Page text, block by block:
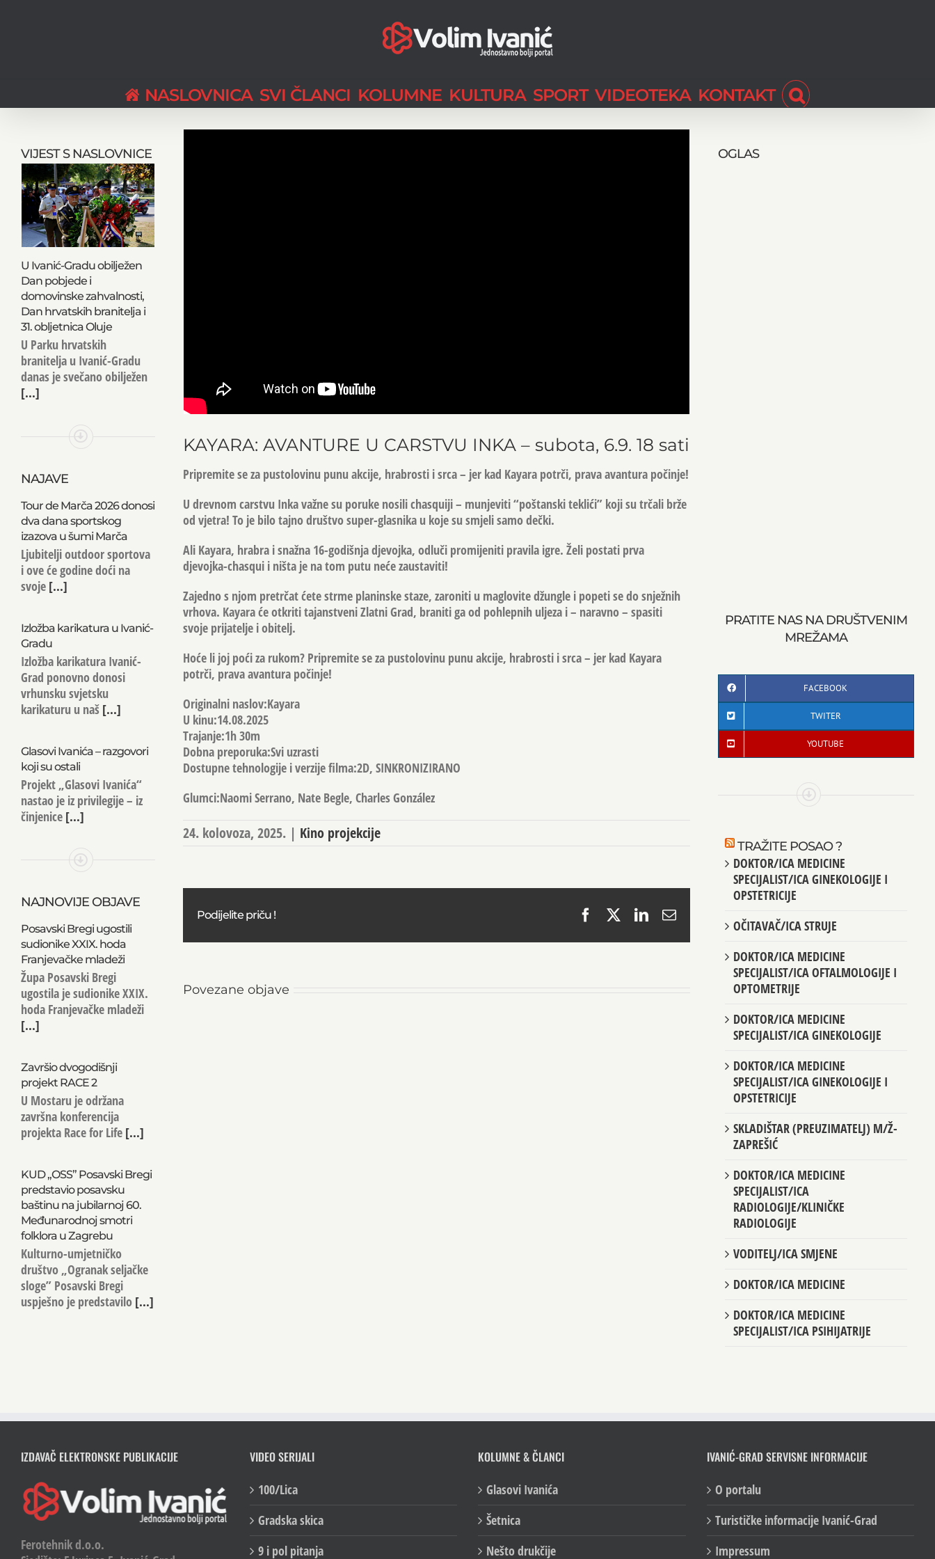
NASLOVNICA SVI ČLANCI KOLUMNE KULTURA SPORT VIDEOTEKA KONTAKT
KAYARA: AVANTURE U CARSTVU INKA – subota, 6.9. 18 sati
Pripremite se za pustolovinu punu akcije, hrabrosti i srca – jer kad Kayara potrči, prava avantura počinje!
U drevnom carstvu Inka važne su poruke nosili chasquiji – munjeviti “poštanski teklići” koji su trčali brže
od vjetra! To je bilo tajno društvo super-glasnika u koje su smjeli samo dečki.
Ali Kayara, hrabra i snažna 16-godišnja djevojka, odluči promijeniti pravila igre. Želi postati prva
djevojka-chasqui i ništa je na tom putu neće zaustaviti!
Zajedno s njom pretrčat ćete strme planinske staze, zaroniti u maglovite džungle i popeti se do snježnih
vrhova. Kayara će otkriti tajanstveni Zlatni Grad, braniti ga od pohlepnih uljeza i – naravno – spasiti
svoje prijatelje i obitelj.
Hoće li joj poći za rukom? Pripremite se za pustolovinu punu akcije, hrabrosti i srca – jer kad Kayara
potrči, prava avantura počinje!
Originalni naslov:Kayara
U kinu:14.08.2025
Trajanje:1h 30m
Dobna preporuka:Svi uzrasti
Dostupne tehnologije i verzije filma:2D, SINKRONIZIRANO
Glumci:Naomi Serrano, Nate Begle, Charles González
24. kolovoza, 2025. | Kino projekcije
Podijelite priču ! Facebook
X LinkedIn
Email
Povezane objave
VIJEST S NASLOVNICE
U Ivanić-Gradu obilježen
Dan pobjede i
domovinske zahvalnosti,
Dan hrvatskih branitelja i
31. obljetnica Oluje
U Parku hrvatskih
branitelja u Ivanić-Gradu
danas je svečano obilježen
[...]
NAJAVE
Tour de Marča 2026 donosi
dva dana sportskog
izazova u šumi Marča
Ljubitelji outdoor sportova
i ove će godine doći na
svoje[...]
Izložba karikatura u Ivanić-
Gradu
Izložba karikatura Ivanić-
Grad ponovno donosi
vrhunsku svjetsku
karikaturu u naš[...]
Glasovi Ivanića – razgovori
koji su ostali
Projekt „Glasovi Ivanića“
nastao je iz privilegije – iz
činjenice[...]
NAJNOVIJE OBJAVE
Posavski Bregi ugostili
sudionike XXIX. hoda
Franjevačke mladeži
Župa Posavski Bregi
ugostila je sudionike XXIX.
hoda Franjevačke mladeži
[...]
Završio dvogodišnji
projekt RACE 2
U Mostaru je održana
završna konferencija
projekta Race for Life[...]
KUD „OSS” Posavski Bregi
predstavio posavsku
baštinu na jubilarnoj 60.
Međunarodnoj smotri
folklora u Zagrebu
Kulturno-umjetničko
društvo „Ogranak seljačke
sloge” Posavski Bregi
uspješno je predstavilo[...]
OGLAS
PRATITE NAS NA DRUŠTVENIM
MREŽAMA
FACEBOOK
TWITER
YOUTUBE
TRAŽITE POSAO ?
DOKTOR/ICA MEDICINE
SPECIJALIST/ICA GINEKOLOGIJE I
OPSTETRICIJE
OČITAVAČ/ICA STRUJE
DOKTOR/ICA MEDICINE
SPECIJALIST/ICA OFTALMOLOGIJE I
OPTOMETRIJE
DOKTOR/ICA MEDICINE
SPECIJALIST/ICA GINEKOLOGIJE
DOKTOR/ICA MEDICINE
SPECIJALIST/ICA GINEKOLOGIJE I
OPSTETRICIJE
SKLADIŠTAR (PREUZIMATELJ) M/Ž-
ZAPREŠIĆ
DOKTOR/ICA MEDICINE
SPECIJALIST/ICA
RADIOLOGIJE/KLINIČKE
RADIOLOGIJE
VODITELJ/ICA SMJENE
DOKTOR/ICA MEDICINE
DOKTOR/ICA MEDICINE
SPECIJALIST/ICA PSIHIJATRIJE
IZDAVAČ ELEKTRONSKE PUBLIKACIJE
Ferotehnik d.o.o.
VIDEO SERIJALI
100/Lica
Gradska skica
9 i pol pitanja
KOLUMNE & ČLANCI
Glasovi Ivanića
Šetnica
Nešto drukčije
IVANIĆ-GRAD SERVISNE INFORMACIJE
O portalu
Turističke informacije Ivanić-Grad
Impressum